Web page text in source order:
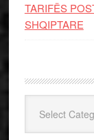
TARIFËS
SHQIPTARE